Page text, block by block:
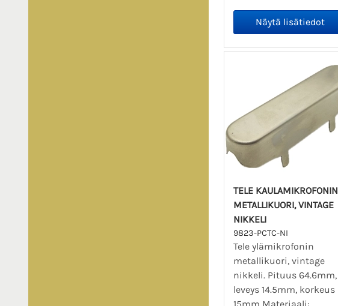
TELE KAULAMIKROFONIN
METALLIKUORI, VINTAGE
NIKKELI
9823-PCTC-NI
Tele ylämikrofonin
metallikuori, vintage
nikkeli. Pituus 64.6mm,
leveys 14.5mm, korkeus